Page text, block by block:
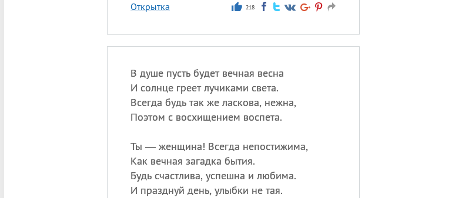
Открытка 218
В душе пусть будет вечная весна
И солнце греет лучиками света.
Всегда будь так же ласкова, нежна,
Поэтом с восхищением воспета.
Ты — женщина! Всегда непостижима,
Как вечная загадка бытия.
Будь счастлива, успешна и любима.
И празднуй день, улыбки не тая.